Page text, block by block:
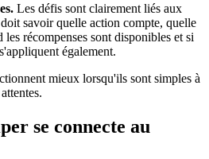
Les défis sont clairement liés aux
savoir quelle action compte, quelle
récompenses sont disponibles et si
également.
mieux lorsqu'ils sont simples à
se connecte au